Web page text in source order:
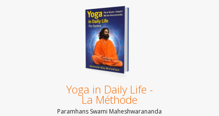
Yoga in Daily Life -
La Méthode
Paramhans Swami Maheshwarananda